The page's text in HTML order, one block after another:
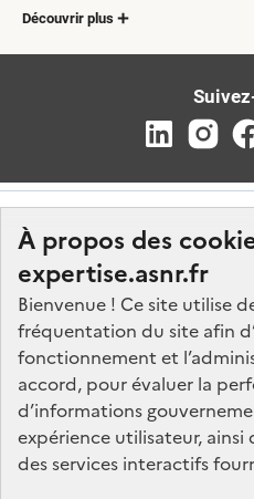
À propos des
expertise.asnr.fr
Bienvenue ! Ce site utilise
fréquentation du site afin
fonctionnement et
accord, pour évaluer la
d’informations
expérience utilisateur,
des services interactifs
Découvrir plus
Nos marchés
Nos offres d'emploi
FAQ
Glossaire